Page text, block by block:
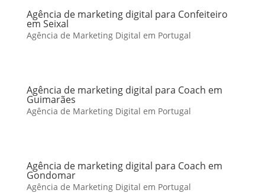
Agência de marketing digital para Confeiteiro
em Seixal
Agência de Marketing Digital em Portugal
Agência de marketing digital para Coach em
Guimarães
Agência de Marketing Digital em Portugal
Agência de marketing digital para Coach em
Gondomar
Agência de Marketing Digital em Portugal